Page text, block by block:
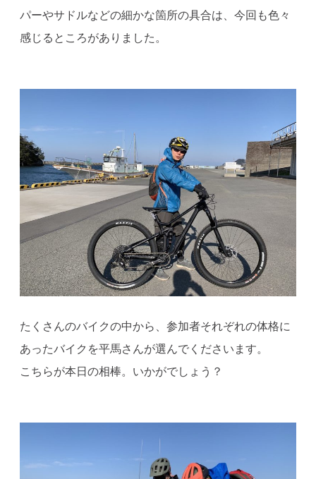
パーやサドルなどの細かな箇所の具合は、今回も色々
感じるところがありました。
たくさんのバイクの中から、参加者それぞれの体格に
あったバイクを平馬さんが選んでくださいます。
こちらが本日の相棒。いかがでしょう？